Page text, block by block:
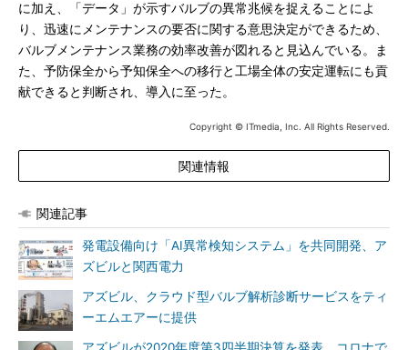
に加え、「データ」が示すバルブの異常兆候を捉えることによ
り、迅速にメンテナンスの要否に関する意思決定ができるため、
バルブメンテナンス業務の効率改善が図れると見込んでいる。ま
た、予防保全から予知保全への移行と工場全体の安定運転にも貢
献できると判断され、導入に至った。
Copyright © ITmedia, Inc. All Rights Reserved.
関連情報
関連記事
発電設備向け「AI異常検知システム」を共同開発、ア
ズビルと関西電力
アズビル、クラウド型バルブ解析診断サービスをティ
ーエムエアーに提供